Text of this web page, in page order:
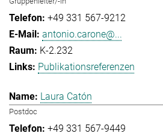
+49 331 567-9212
antonio.carone@...
K-2.232
Publikationsreferenzen
Laura Catón
Postdoc
+49 331 567-9449